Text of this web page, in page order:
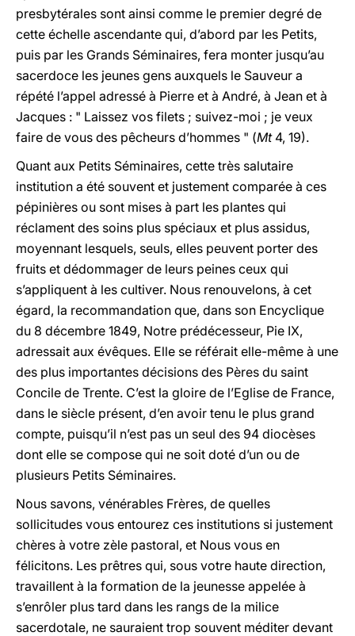
presbytérales sont ainsi comme le premier degré de
cette échelle ascendante qui, d’abord par les Petits,
puis par les Grands Séminaires, fera monter jusqu’au
sacerdoce les jeunes gens auxquels le Sauveur a
répété l’appel adressé à Pierre et à André, à Jean et à
Jacques : " Laissez vos filets ; suivez-moi ; je veux
faire de vous des pêcheurs d’hommes " (Mt4, 19).
Quant aux Petits Séminaires, cette très salutaire
institution a été souvent et justement comparée à ces
pépinières ou sont mises à part les plantes qui
réclament des soins plus spéciaux et plus assidus,
moyennant lesquels, seuls, elles peuvent porter des
fruits et dédommager de leurs peines ceux qui
s’appliquent à les cultiver. Nous renouvelons, à cet
égard, la recommandation que, dans son Encyclique
du 8 décembre 1849, Notre prédécesseur, Pie IX,
adressait aux évêques. Elle se référait elle-même à une
des plus importantes décisions des Pères du saint
Concile de Trente. C’est la gloire de l’Eglise de France,
dans le siècle présent, d’en avoir tenu le plus grand
compte, puisqu’il n’est pas un seul des 94 diocèses
dont elle se compose qui ne soit doté d’un ou de
plusieurs Petits Séminaires.
Nous savons, vénérables Frères, de quelles
sollicitudes vous entourez ces institutions si justement
chères à votre zèle pastoral, et Nous vous en
félicitons. Les prêtres qui, sous votre haute direction,
travaillent à la formation de la jeunesse appelée à
s’enrôler plus tard dans les rangs de la milice
sacerdotale, ne sauraient trop souvent méditer devant